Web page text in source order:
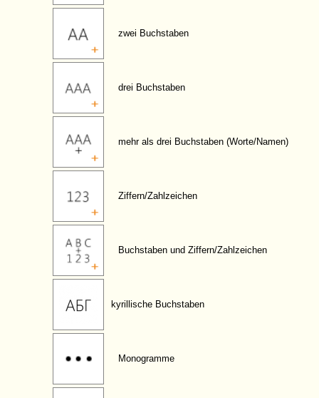
zwei Buchstaben
drei Buchstaben
mehr als drei Buchstaben (Worte/Namen)
Ziffern/Zahlzeichen
Buchstaben und Ziffern/Zahlzeichen
kyrillische Buchstaben
Monogramme